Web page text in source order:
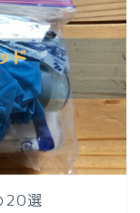
20選